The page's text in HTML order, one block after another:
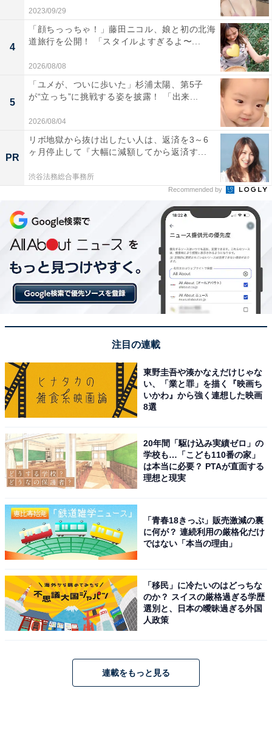
2023/09/29
4
「顔ちっっちゃ！」藤田ニコル、娘と初の北海
道旅行を公開！ 「スタイルよすぎるよ〜...
2026/08/08
5
「ユメが、ついに歩いた」杉浦太陽、第5子
が“立っち”に挑戦する姿を披露！ 「出来...
2026/08/04
PR
リボ地獄から抜け出したい人は、返済を3～6
ヶ月停止して『大幅に減額してから返済す...
渋谷法務総合事務所
Recommended by
注目の連載
東野圭吾や湊かなえだけじゃな
い、「業と罪」を描く『映画ち
いかわ』から強く連想した映画
8選
20年間「駆け込み実績ゼロ」の
学校も…「こども110番の家」
は本当に必要？ PTAが直面する
理想と現実
「青春18きっぷ」販売激減の裏
に何が？ 連続利用の厳格化だけ
ではない「本当の理由」
「移民」に冷たいのはどっちな
のか？ スイスの厳格過ぎる学歴
選別と、日本の曖昧過ぎる外国
人政策
連載をもっと見る